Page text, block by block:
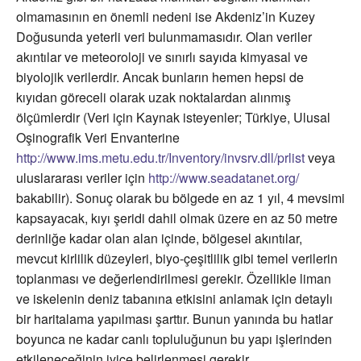
olmamasının en önemli nedeni ise Akdeniz’in Kuzey
Doğusunda yeterli veri bulunmamasıdır. Olan veriler
akıntılar ve meteoroloji ve sınırlı sayıda kimyasal ve
biyolojik verilerdir. Ancak bunların hemen hepsi de
kıyıdan göreceli olarak uzak noktalardan alınmış
ölçümlerdir (Veri için Kaynak isteyenler; Türkiye, Ulusal
Oşinografik Veri Envanterine
http://www.ims.metu.edu.tr/Inventory/invsrv.dll/prlistveya
uluslararası veriler için http://www.seadatanet.org/
bakabilir). Sonuç olarak bu bölgede en az 1 yıl, 4 mevsimi
kapsayacak, kıyı şeridi dahil olmak üzere en az 50 metre
derinliğe kadar olan alan içinde, bölgesel akıntılar,
mevcut kirlilik düzeyleri, biyo-çeşitlilik gibi temel verilerin
toplanması ve değerlendirilmesi gerekir. Özellikle liman
ve iskelenin deniz tabanına etkisini anlamak için detaylı
bir haritalama yapılması şarttır. Bunun yanında bu hatlar
boyunca ne kadar canlı topluluğunun bu yapı işlerinden